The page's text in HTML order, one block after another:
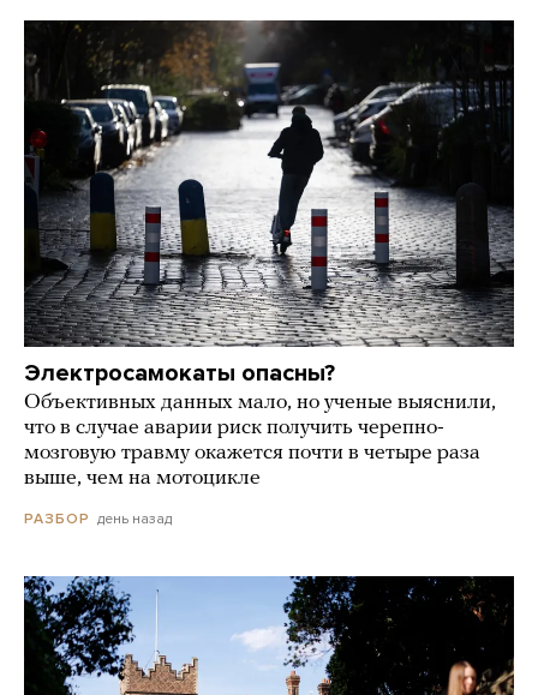
Электросамокаты опасны?
Объективных данных мало, но ученые выяснили,
что в случае аварии риск получить черепно-
мозговую травму окажется почти в четыре раза
выше, чем на мотоцикле
РАЗБОР день назад